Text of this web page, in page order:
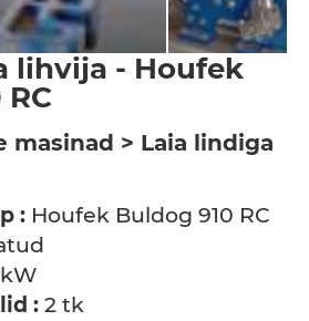
lihvija - Houfek
masinad > Laia lindiga
: Houfek Buldog 910 RC
: 2 tk